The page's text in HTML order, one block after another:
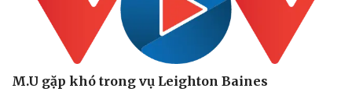
M.U gặp khó trong vụ Leighton Baines